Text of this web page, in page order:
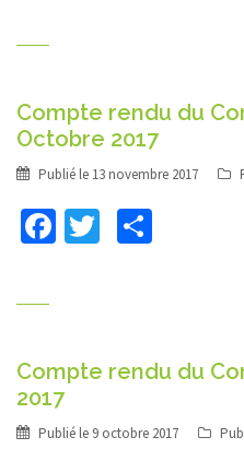
Compte rendu du
Octobre 2017
Publié le 13 novembre 2017
Facebook
Twitter
Compte rendu du
2017
Publié le 9 octobre 2017